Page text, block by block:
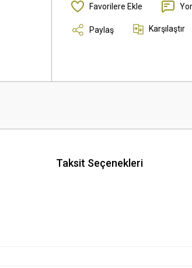
Paylaş Karşılaştır
Taksit Seçenekleri